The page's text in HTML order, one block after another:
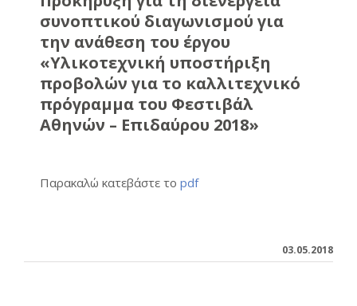
συνοπτικού διαγωνισμού για
την ανάθεση του έργου
«Υλικοτεχνική υποστήριξη
προβολών για το καλλιτεχνικό
πρόγραμμα του Φεστιβάλ
Αθηνών – Επιδαύρου 2018»
Παρακαλώ κατεβάστε το pdf
03.05.2018